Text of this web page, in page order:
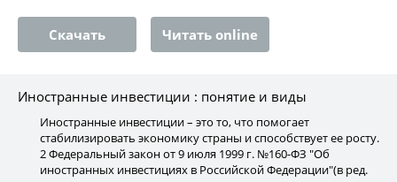
Скачать Читать online
Иностранные инвестиции : понятие и виды
Иностранные инвестиции – это то, что помогает
стабилизировать экономику страны и способствует ее росту.
2 Федеральный закон от 9 июля 1999 г. №160-ФЗ "Об
иностранных инвестициях в Российской Федерации"(в ред.